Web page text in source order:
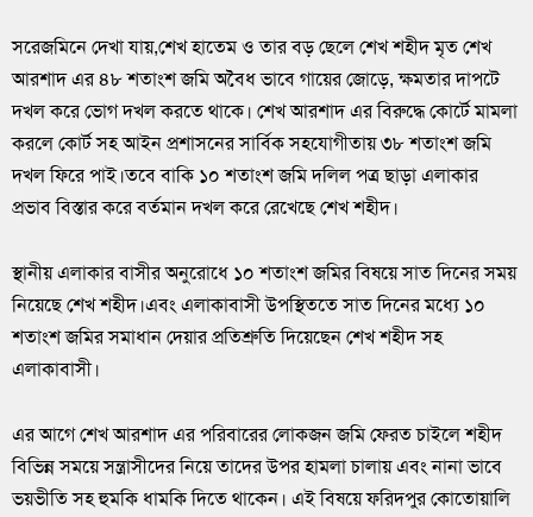
সরেজমিনে দেখা যায়,শেখ হাতেম ও তার বড় ছেলে শেখ শহীদ মৃত শেখ
আরশাদ এর ৪৮ শতাংশ জমি অবৈধ ভাবে গায়ের জোড়ে, ক্ষমতার দাপটে
দখল করে ভোগ দখল করতে থাকে। শেখ আরশাদ এর বিরুদ্ধে কোর্টে মামলা
করলে কোর্ট সহ আইন প্রশাসনের সার্বিক সহযোগীতায় ৩৮ শতাংশ জমি
দখল ফিরে পাই।তবে বাকি ১০ শতাংশ জমি দলিল পত্র ছাড়া এলাকার
প্রভাব বিস্তার করে বর্তমান দখল করে রেখেছে শেখ শহীদ।
স্থানীয় এলাকার বাসীর অনুরোধে ১০ শতাংশ জমির বিষয়ে সাত দিনের সময়
নিয়েছে শেখ শহীদ।এবং এলাকাবাসী উপস্থিততে সাত দিনের মধ্যে ১০
শতাংশ জমির সমাধান দেয়ার প্রতিশ্রুতি দিয়েছেন শেখ শহীদ সহ
এলাকাবাসী।
এর আগে শেখ আরশাদ এর পরিবারের লোকজন জমি ফেরত চাইলে শহীদ
বিভিন্ন সময়ে সন্ত্রাসীদের নিয়ে তাদের উপর হামলা চালায় এবং নানা ভাবে
ভয়ভীতি সহ হুমকি ধামকি দিতে থাকেন। এই বিষয়ে ফরিদপুর কোতোয়ালি